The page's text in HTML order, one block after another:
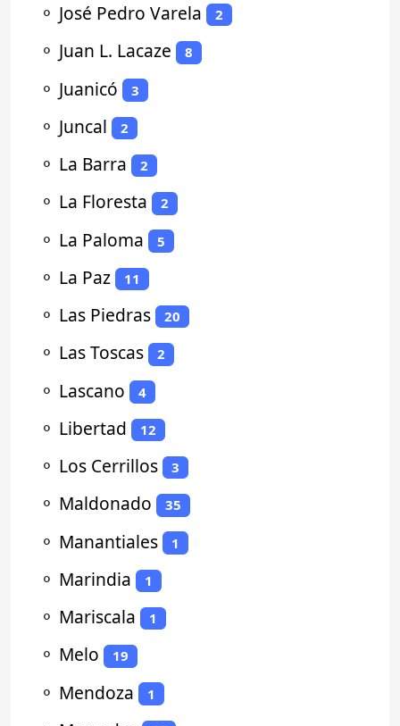
⚬ José Pedro Varela 2
⚬ Juan L. Lacaze 8
⚬ Juanicó 3
⚬ Juncal 2
⚬ La Barra 2
⚬ La Floresta 2
⚬ La Paloma 5
⚬ La Paz 11
⚬ Las Piedras 20
⚬ Las Toscas 2
⚬ Lascano 4
⚬ Libertad 12
⚬ Los Cerrillos 3
⚬ Maldonado 35
⚬ Manantiales 1
⚬ Marindia 1
⚬ Mariscala 1
⚬ Melo 19
⚬ Mendoza 1